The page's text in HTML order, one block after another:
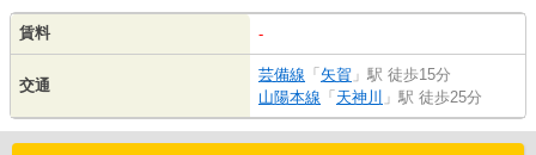
賃料 -
交通
芸備線 「矢賀 」駅 徒歩15分
山陽本線 「天神川 」駅 徒歩25分